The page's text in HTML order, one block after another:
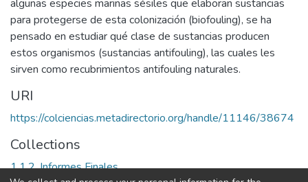
algunas especies marinas sésiles que elaboran sustancias
para protegerse de esta colonización (biofouling), se ha
pensado en estudiar qué clase de sustancias producen
estos organismos (sustancias antifouling), las cuales les
sirven como recubrimientos antifouling naturales.
URI
https://colciencias.metadirectorio.org/handle/11146/38674
Collections
1.1.2. Informes Finales